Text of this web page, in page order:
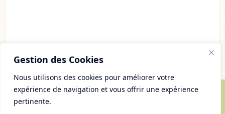
Gestion des Cookies
Nous utilisons des cookies pour améliorer votre
expérience de navigation et vous offrir une expérience
pertinente.